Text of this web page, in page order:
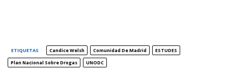
ETIQUETAS Candice Welsh Comunidad De Madrid
ESTUDES
Plan Nacional Sobre Drogas
UNODC